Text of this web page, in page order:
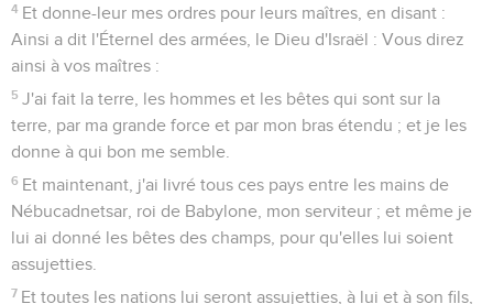
4 Et donne-leur mes ordres pour leurs maîtres, en disant :
Ainsi a dit l'Éternel des armées, le Dieu d'Israël : Vous direz
ainsi à vos maîtres :
5 J'ai fait la terre, les hommes et les bêtes qui sont sur la
terre, par ma grande force et par mon bras étendu ; et je les
donne à qui bon me semble.
6 Et maintenant, j'ai livré tous ces pays entre les mains de
Nébucadnetsar, roi de Babylone, mon serviteur ; et même je
lui ai donné les bêtes des champs, pour qu'elles lui soient
assujetties.
7 Et toutes les nations lui seront assujetties, à lui et à son fils,